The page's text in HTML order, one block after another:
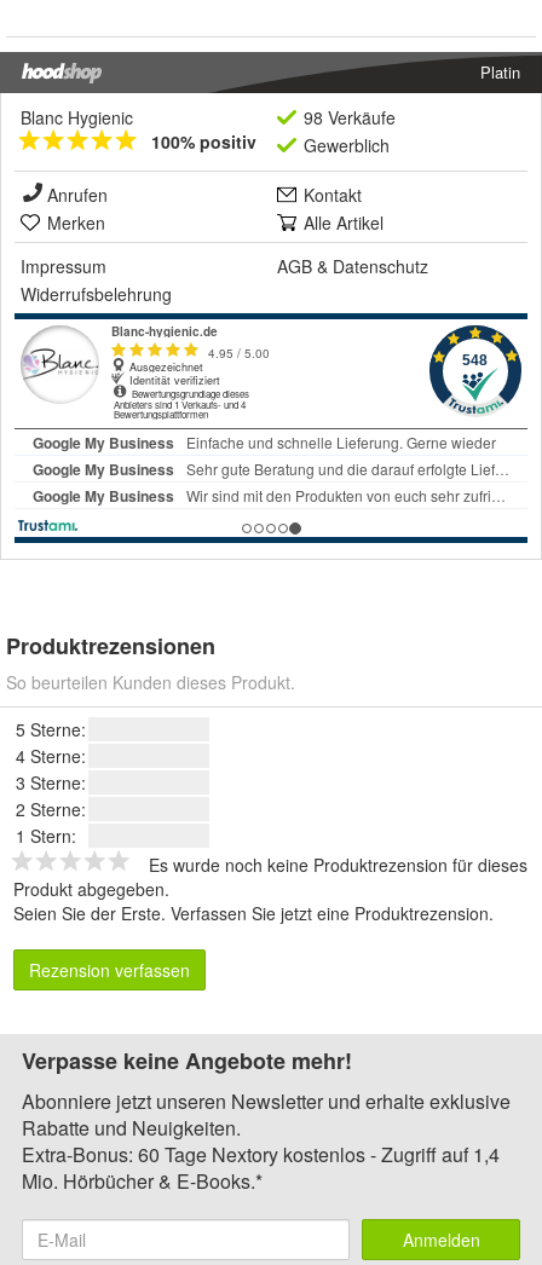
Platin
Blanc Hygienic
100% positiv
98 Verkäufe
Gewerblich
Anrufen
Kontakt
Merken
Alle Artikel
Impressum
AGB & Datenschutz
Widerrufsbelehrung
Produktrezensionen
So beurteilen Kunden dieses Produkt.
5 Sterne:
4 Sterne:
3 Sterne:
2 Sterne:
1 Stern:
Es wurde noch keine Produktrezension für dieses
Produkt abgegeben.
Seien Sie der Erste. Verfassen Sie jetzt eine Produktrezension.
Rezension verfassen
Verpasse keine Angebote mehr!
Abonniere jetzt unseren Newsletter und erhalte exklusive
Rabatte und Neuigkeiten.
Extra-Bonus: 60 Tage Nextory kostenlos - Zugriff auf 1,4
Mio. Hörbücher & E-Books.*
Anmelden